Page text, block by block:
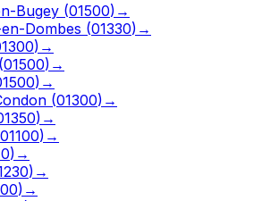
Bugey (01500) →
Dombes (01330) →
) →
(01500) →
) →
(01300) →
) →
01100) →
) →
) →
) →